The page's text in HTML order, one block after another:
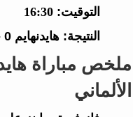
التوقيت: 16:30
النتيجة: هايدنهايم0 - 2
ملخص مباراة
الألماني